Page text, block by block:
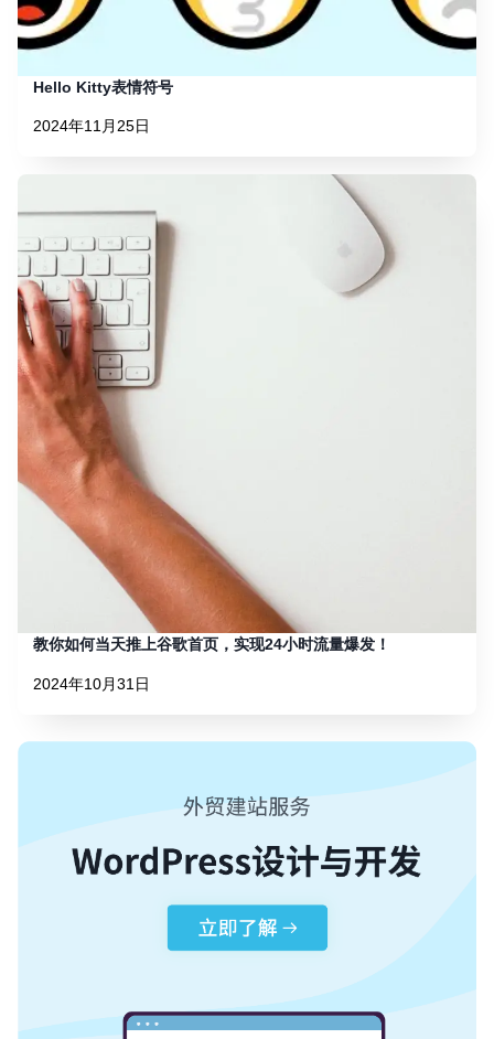
Hello Kitty表情符号
2024年11月25日
教你如何当天推上谷歌首页，实现24小时流量爆发！
2024年10月31日